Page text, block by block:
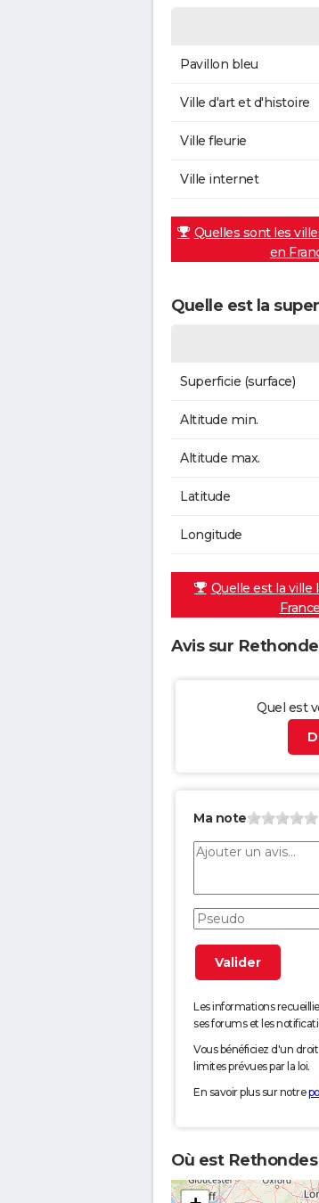
Pavillon bleu
Ville d'art et d'histoire
Ville fleurie
Ville internet
Quelles sont les
en
Quelle est la
Superficie (surface)
Altitude min.
Altitude max.
Latitude
Longitude
Quelle est la ville
Avis sur
Quel est
Ma note
Les informations
ses forums et les
Vous bénéficiez d'un
limites prévues par la loi.
En savoir plus sur notre
Où est